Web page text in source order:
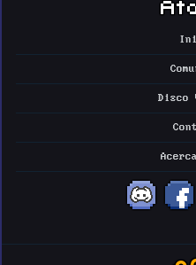
Disco